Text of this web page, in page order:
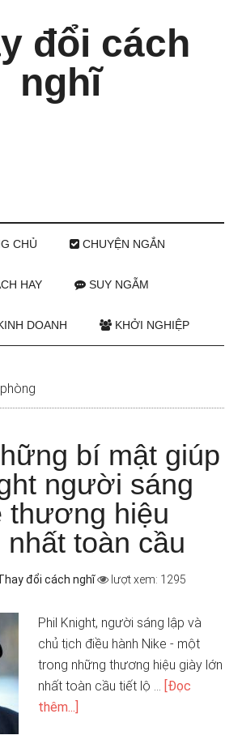
đổi cách
nghĩ
CHỦ CHUYỆN NGẮN
HAY SUY NGẪM
DOANH KHỞI NGHIỆP
bí mật giúp
người sáng
thương hiệu
toàn cầu
đổi cách nghĩ lượt xem: 1295
Phil Knight, người sáng lập và
chủ tịch điều hành Nike - một
trong những thương hiệu giày lớn
nhất toàn cầu tiết lộ … [Đọc
thêm...]